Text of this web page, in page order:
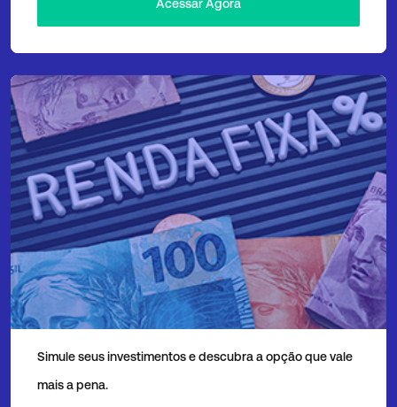
Acessar Agora
Simulador de Renda Fixa
Simule seus investimentos e descubra a opção que vale
mais a pena.